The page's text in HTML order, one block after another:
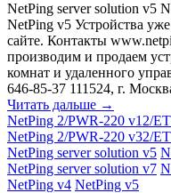
NetPing server solution v5
NetPing v5 Устройства
сайте. Контакты
производим и продаем
комнат и удаленного
646-85-37 111524, г.
Читать дальше →
NetPing 2/PWR-220 v12/
NetPing 2/PWR-220 v32/
NetPing server solution v5
NetPing server solution v7
NetPing v4 NetPing v5